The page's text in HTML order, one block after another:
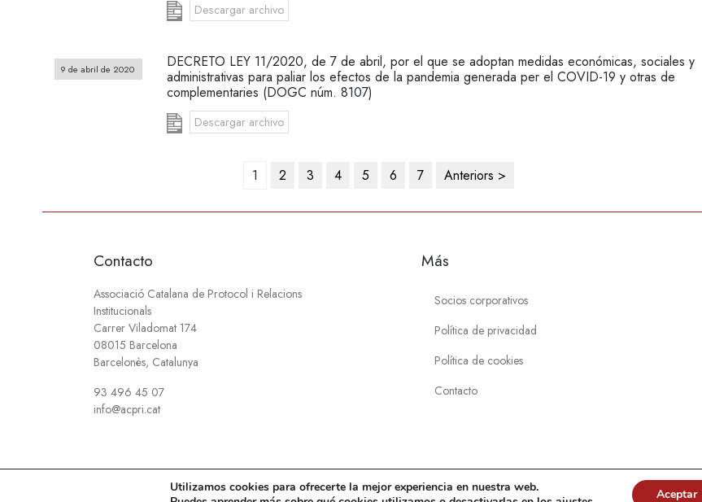
Descargar archivo
9 de abril de 2020
DECRETO LEY 11/2020, de 7 de abril, por el que se adoptan medidas económicas, sociales y
administrativas para paliar los efectos de la pandemia generada per el COVID-19 y otras de
complementaries (DOGC núm. 8107)
Descargar archivo
Paginación
de
1 2 3 4 5 6 7 Anteriors >
Contacto
Associació Catalana de Protocol i Relacions
Institucionals
Carrer Viladomat 174
08015 Barcelona
Barcelonès, Catalunya
93 496 45 07
info@acpri.cat
Más
Socios corporativos
Política de privacidad
Política de cookies
Contacto
Associació Catalana de Protocol i Relacions Institucionals
Utilizamos cookies para ofrecerte la mejor experiencia en nuestra web.
Aceptar